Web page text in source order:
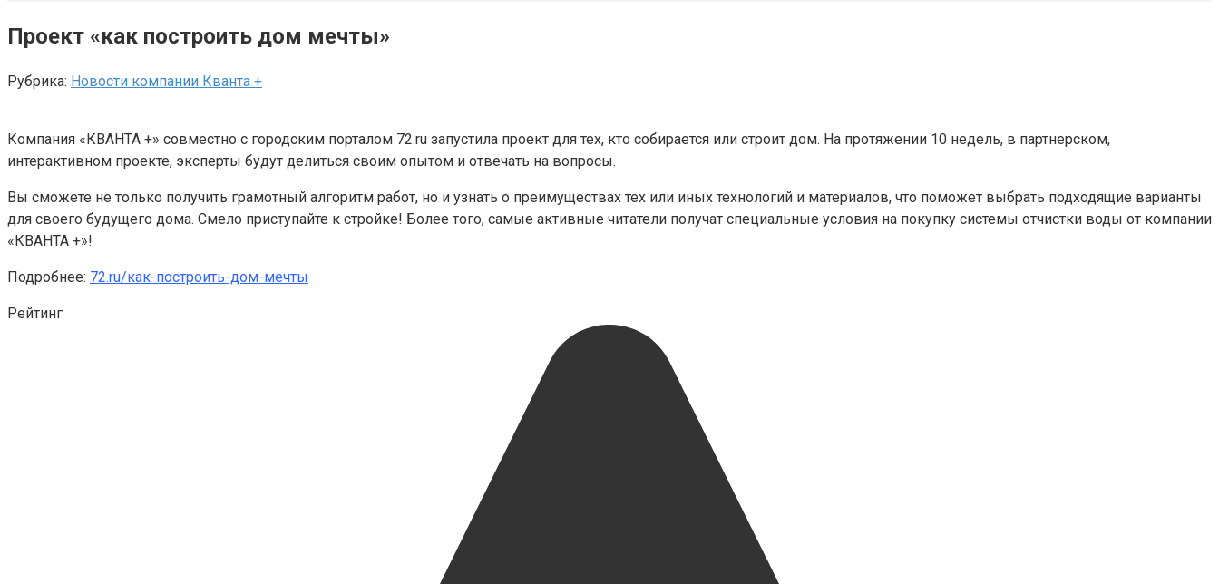
Проект «как построить дом мечты»
Рубрика: Новости компании Кванта +
Компания «КВАНТА +» совместно с городским порталом 72.ru запустила проект для тех, кто собирается или строит дом. На протяжении 10 недель, в партнерском,
интерактивном проекте, эксперты будут делиться своим опытом и отвечать на вопросы.
Вы сможете не только получить грамотный алгоритм работ, но и узнать о преимуществах тех или иных технологий и материалов, что поможет выбрать подходящие варианты
для своего будущего дома. Смело приступайте к стройке! Более того, самые активные читатели получат специальные условия на покупку системы отчистки воды от компании
«КВАНТА +»!
Подробнее: 72.ru/как-построить-дом-мечты
Рейтинг